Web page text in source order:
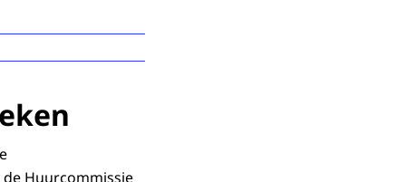
zoals
te maken met
Huurcommissie